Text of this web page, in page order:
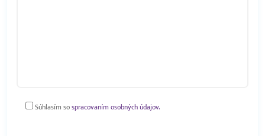
Súhlasím sospracovaním osobných údajov.